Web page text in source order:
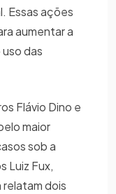
Essas ações
aumentar a
das
Flávio Dino e
maior
sob a
Luiz Fux,
relatam dois